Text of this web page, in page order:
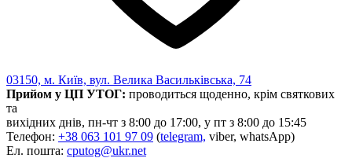
03150, м. Київ, вул. Велика Васильківська, 74
Прийом у ЦП УТОГ: проводиться щоденно, крім святкових
та
вихідних днів, пн-чт з 8:00 до 17:00, у пт з 8:00 до 15:45
Телефон: +38 063 101 97 09 (telegram, viber, whatsApp)
Ел. пошта: cputog@ukr.net